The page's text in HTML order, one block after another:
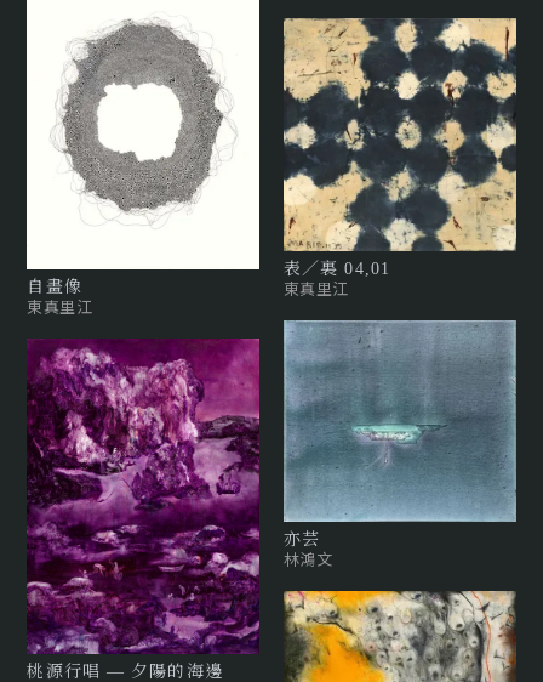
自畫像
東真里江
桃源行唱 — 夕陽的海邊
表／裏 04,01
東真里江
亦芸
林鴻文